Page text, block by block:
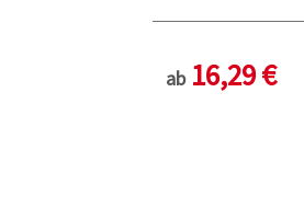
ab 16,29 €